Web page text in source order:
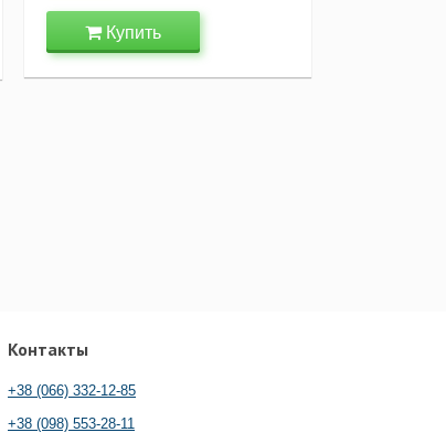
Купить
Контакты
+38 (066) 332-12-85
+38 (098) 553-28-11